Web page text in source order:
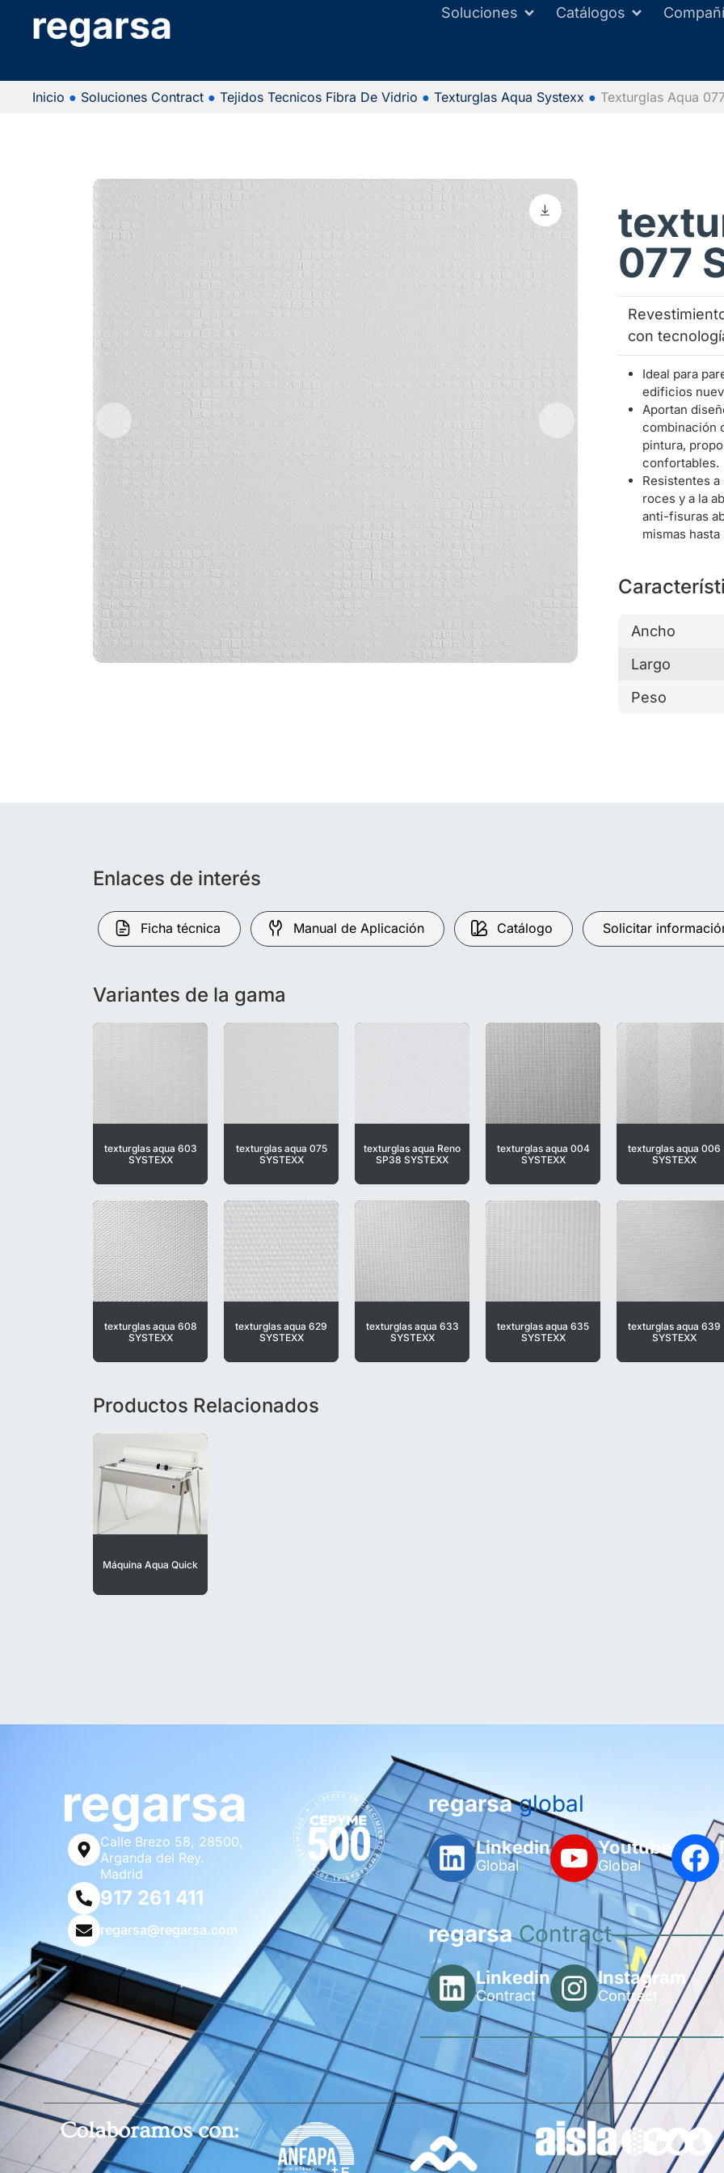
Soluciones Catálogos
Inicio ● Soluciones Contract ● Tejidos Tecnicos Fibra De Vidrio ● Texturglas Aqua Systexx ● Texturglas Aqua
077
con
Ideal para
edificios
Aportan
combinación
pintura,
confortables.
Resistentes
roces y a la
anti-fisuras
mismas hasta
Ancho
Largo
Peso
Enlaces de interés
Ficha técnica Manual de Aplicación Catálogo Solicitar
Variantes de la gama
texturglas aqua 603
SYSTEXX
texturglas aqua 075
SYSTEXX
texturglas aqua Reno
SP38 SYSTEXX
texturglas aqua 004
SYSTEXX
texturglas aqua 006
SYSTEXX
texturglas aqua 608
SYSTEXX
texturglas aqua 629
SYSTEXX
texturglas aqua 633
SYSTEXX
texturglas aqua 635
SYSTEXX
texturglas aqua 639
SYSTEXX
Productos Relacionados
Máquina Aqua Quick
Calle Brezo 58, 28500,
Arganda del Rey.
Madrid
917 261 411
regarsa@regarsa.com
regarsaglobal
Linkedin
Global
Youtube
Global
regarsaContract
Linkedin
Contract
Instagram
Contract
Colaboramos con: